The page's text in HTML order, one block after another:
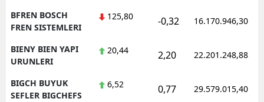
BFREN BOSCH
FREN SISTEMLERI
125,80 -0,32 16.170.946,30
BIENY BIEN YAPI
URUNLERI
20,44 2,20 22.201.248,88
BIGCH BUYUK
SEFLER BIGCHEFS
6,52 0,77 29.579.015,40